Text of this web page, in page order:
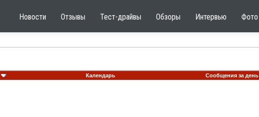
Новости Отзывы Тест-драйвы Обзоры Интервью Фото
Календарь Сообщения за день